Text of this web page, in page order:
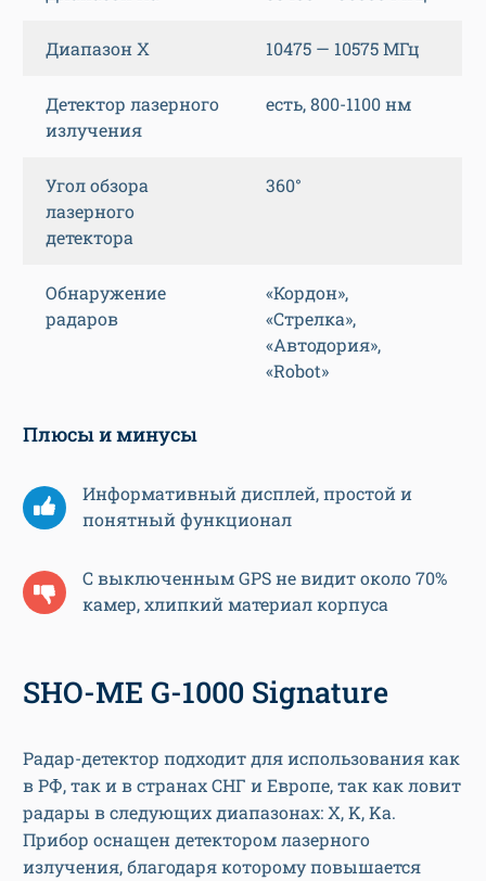
Диапазон X 10475 — 10575 МГц
Детектор лазерного
излучения
есть, 800-1100 нм
Угол обзора
лазерного
детектора
360°
Обнаружение
радаров
«Кордон»,
«Стрелка»,
«Автодория»,
«Robot»
Плюсы и минусы
Информативный дисплей, простой и
понятный функционал
С выключенным GPS не видит около 70%
камер, хлипкий материал корпуса
SHO-ME G-1000 Signature
Радар-детектор подходит для использования как
в РФ, так и в странах СНГ и Европе, так как ловит
радары в следующих диапазонах: X, K, Ka.
Прибор оснащен детектором лазерного
излучения, благодаря которому повышается